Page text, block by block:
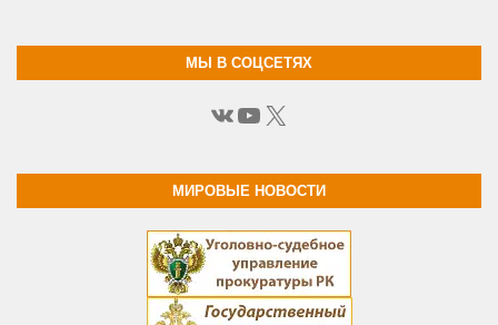
МЫ В СОЦСЕТЯХ
ВКонтакте
YouTube
X
МИРОВЫЕ НОВОСТИ